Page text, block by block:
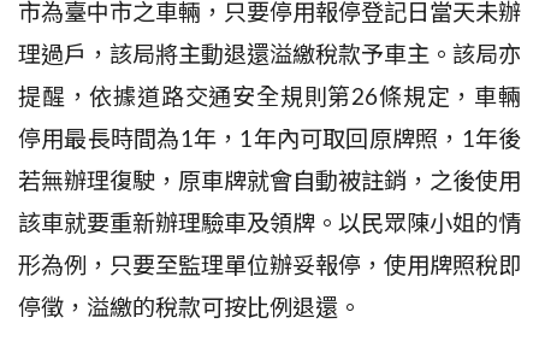
市為臺中市之車輛，只要停用報停登記日當天未辦
理過戶，該局將主動退還溢繳稅款予車主。該局亦
提醒，依據道路交通安全規則第 26條規定，車輛
停用最長時間為1年， 1年內可取回原牌照， 1年後
若無辦理復駛，原車牌就會自動被註銷，之後使用
該車就要重新辦理驗車及領牌。以民眾陳小姐的情
形為例，只要至監理單位辦妥報停，使用牌照稅即
停徵，溢繳的稅款可按比例退還。